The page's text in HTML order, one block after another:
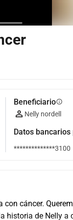
Beneficiarioinfo
Nelly nordell
Datos
**************3100
cáncer.
historia de Nelly